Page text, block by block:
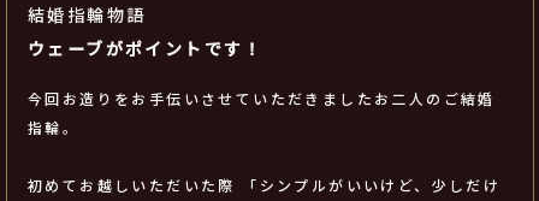
結婚指輪物語
ウェーブがポイントです！
今回お造りをお手伝いさせていただきましたお二人のご結婚
指輪。
初めてお越しいただいた際 「シンプルがいいけど、少しだけ